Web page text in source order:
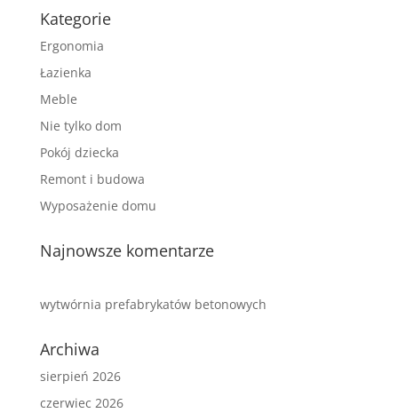
Kategorie
Ergonomia
Łazienka
Meble
Nie tylko dom
Pokój dziecka
Remont i budowa
Wyposażenie domu
Najnowsze komentarze
wytwórnia prefabrykatów betonowych
Archiwa
sierpień 2026
czerwiec 2026